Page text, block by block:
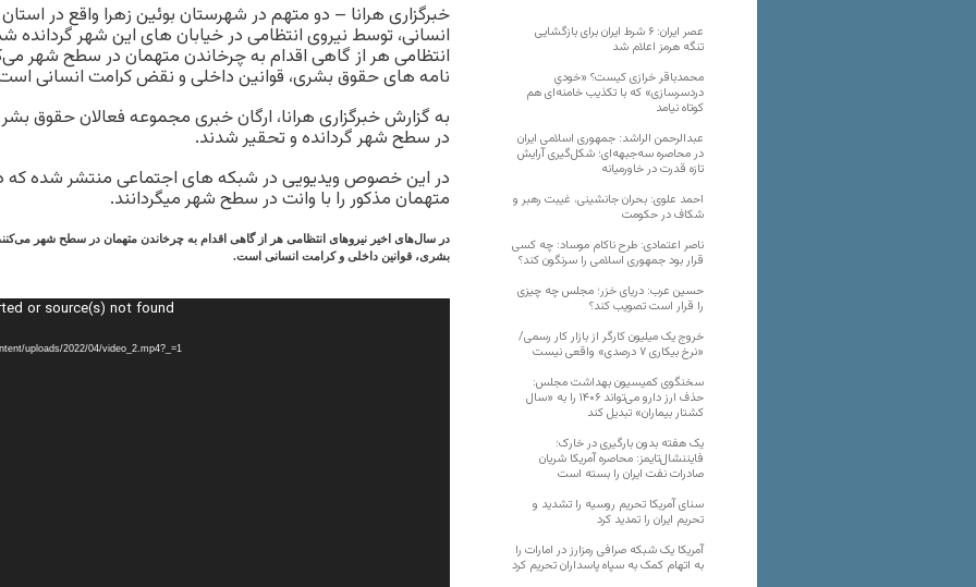
خبرگزاری هرانا – دو متهم در شهرستان بوئین زهرا واقع در
انسانی، توسط نیروی انتظامی در خیابان های این شهر گردانده
انتظامی هر از گاهی اقدام به چرخاندن متهمان در سطح شهر
نامه های حقوق بشری، قوانین داخلی و نقض کرامت انسانی
به گزارش خبرگزاری هرانا، ارگان خبری مجموعه فعالان حقوق بشر
در سطح شهر گردانده و تحقیر شدند.
در این خصوص ویدیویی در شبکه های اجتماعی منتشر شده که
متهمان مذکور را با وانت در سطح شهر میگردانند.
در سال‌های اخیر نیروهای انتظامی هر از گاهی اقدام به چرخاندن متهمان در سطح شهر
بشری، قوانین داخلی و کرامت انسانی است.
or source(s) not found
uploads/2022/04/video_2.mp4?_=1
عصر ایران: ۶ شرط ایران برای بازگشایی
تنگه هرمز اعلام شد
محمدباقر خرازی کیست؟ «خودیِ
دردسرسازی» که با تکذیب خامنه‌ای هم
کوتاه نیامد
عبدالرحمن الراشد: جمهوری اسلامی ایران
در محاصره سه‌جبهه‌ای؛ شکل‌گیری آرایش
تازه قدرت در خاورمیانه
احمد علوی: بحران جانشینی، غیبت رهبر و
شکاف در حکومت
ناصر اعتمادی: طرح ناکام موساد: چه کسی
قرار بود جمهوری اسلامی را سرنگون کند؟
حسین عرب: دریای خزر؛ مجلس چه چیزی
را قرار است تصویب کند؟
خروج یک میلیون کارگر از بازار کار رسمی/
«نرخ بیکاری ۷ درصدی» واقعی نیست
سخنگوی کمیسیون بهداشت مجلس:
حذف ارز دارو می‌تواند ۱۴۰۶ را به «سال
کشتار بیماران» تبدیل کند
یک هفته بدون بارگیری در خارک؛
فایننشال‌تایمز: محاصره آمریکا شریان
صادرات نفت ایران را بسته است
سنای آمریکا تحریم روسیه را تشدید و
تحریم ایران را تمدید کرد
آمریکا یک شبکه صرافی رمزارز در امارات را
به اتهام کمک به سپاه پاسداران تحریم کرد